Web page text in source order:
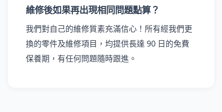
維修後如果再出現相同問題點算？
我們對自己的維修質素充滿信心！所有經我們更
換的零件及維修項目，均提供長達 90 日的免費
保養期，有任何問題隨時跟進。